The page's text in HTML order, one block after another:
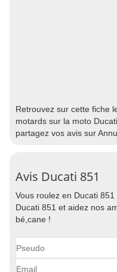
Retrouvez sur cette fiche
motards sur la moto
partagez vos avis sur
Avis Ducati 851
Vous roulez en Ducati
Ducati 851 et aidez nos
bé,cane !